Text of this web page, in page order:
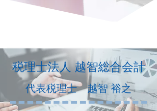
税理士法人 越智総合会計
代表税理士 越智 裕之